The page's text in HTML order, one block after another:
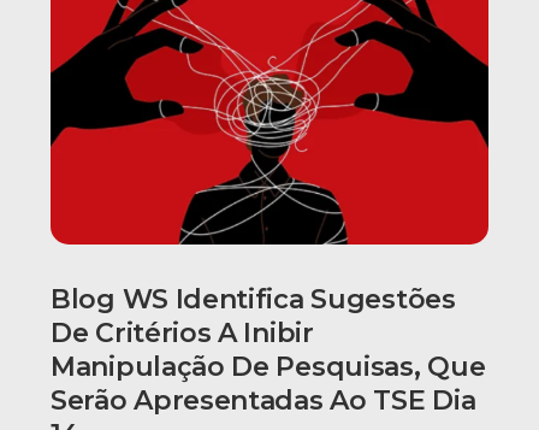
Blog WS Identifica Sugestões
De Critérios A Inibir
Manipulação De Pesquisas, Que
Serão Apresentadas Ao TSE Dia